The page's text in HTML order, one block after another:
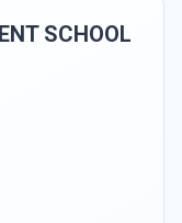
SCHOOL